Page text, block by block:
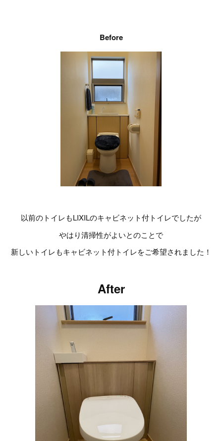
Before
以前のトイレもLIXILのキャビネット付トイレでしたが
やはり清掃性がよいとのことで
新しいトイレもキャビネット付トイレをご希望されました！
After